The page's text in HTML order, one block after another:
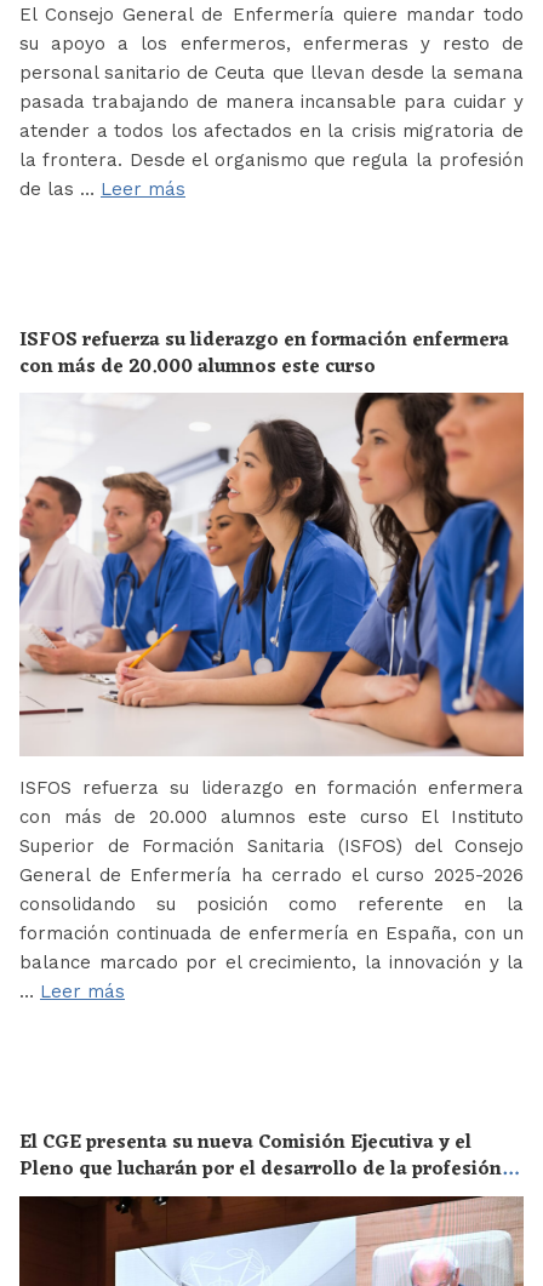
El Consejo General de Enfermería quiere mandar todo
su apoyo a los enfermeros, enfermeras y resto de
personal sanitario de Ceuta que llevan desde la semana
pasada trabajando de manera incansable para cuidar y
atender a todos los afectados en la crisis migratoria de
la frontera. Desde el organismo que regula la profesión
de las … Leer más
ISFOS refuerza su liderazgo en formación enfermera
con más de 20.000 alumnos este curso
ISFOS refuerza su liderazgo en formación enfermera
con más de 20.000 alumnos este curso El Instituto
Superior de Formación Sanitaria (ISFOS) del Consejo
General de Enfermería ha cerrado el curso 2025-2026
consolidando su posición como referente en la
formación continuada de enfermería en España, con un
balance marcado por el crecimiento, la innovación y la
… Leer más
El CGE presenta su nueva Comisión Ejecutiva y el
Pleno que lucharán por el desarrollo de la profesión
en los próximos años